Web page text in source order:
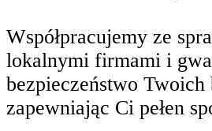
Współpracujemy ze
lokalnymi firmami i
bezpieczeństwo Twoich
zapewniając Ci pełen